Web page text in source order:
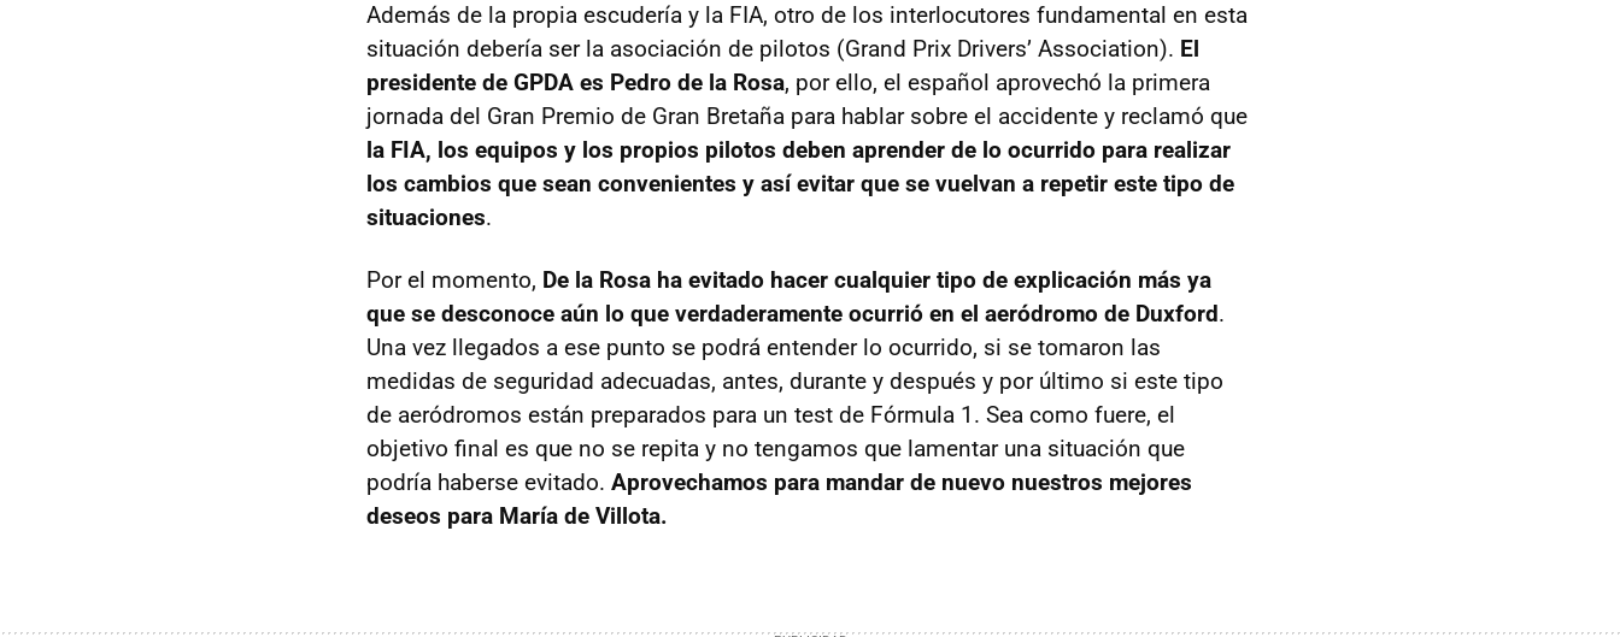
Además de la propia escudería y la FIA, otro de los interlocutores fundamental en esta
situación debería ser la asociación de pilotos (Grand Prix Drivers’ Association). El
presidente de GPDA es Pedro de la Rosa, por ello, el español aprovechó la primera
jornada del Gran Premio de Gran Bretaña para hablar sobre el accidente y reclamó que
la FIA, los equipos y los propios pilotos deben aprender de lo ocurrido para realizar
los cambios que sean convenientes y así evitar que se vuelvan a repetir este tipo de
situaciones.
Por el momento, De la Rosa ha evitado hacer cualquier tipo de explicación más ya
que se desconoce aún lo que verdaderamente ocurrió en el aeródromo de Duxford.
Una vez llegados a ese punto se podrá entender lo ocurrido, si se tomaron las
medidas de seguridad adecuadas, antes, durante y después y por último si este tipo
de aeródromos están preparados para un test de Fórmula 1. Sea como fuere, el
objetivo final es que no se repita y no tengamos que lamentar una situación que
podría haberse evitado. Aprovechamos para mandar de nuevo nuestros mejores
deseos para María de Villota.